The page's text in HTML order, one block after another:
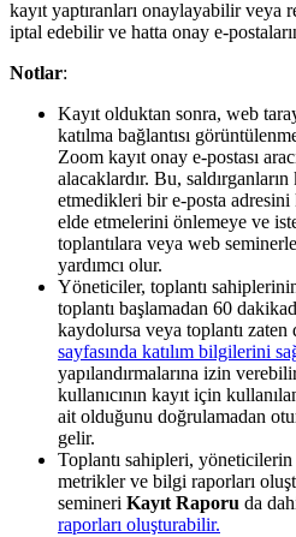
kayıt yaptıranları onaylayabilir veya
iptal edebilir ve hatta onay e-
Notlar:
Kayıt olduktan sonra, web
katılma bağlantısı
Zoom kayıt onay e-postası
alacaklardır. Bu,
etmedikleri bir e-posta adresini
elde etmelerini önlemeye ve
toplantılara veya web
yardımcı olur.
Yöneticiler, toplantı
toplantı başlamadan 60
kaydolursa veya toplantı zaten
sayfasında katılım bilgilerini
yapılandırmalarına izin
kullanıcının kayıt için
ait olduğunu doğrulamadan
gelir.
Toplantı sahipleri, yöneticilerin
metrikler ve bilgi raporları
semineri Kayıt Raporu da
raporları oluşturabilir.